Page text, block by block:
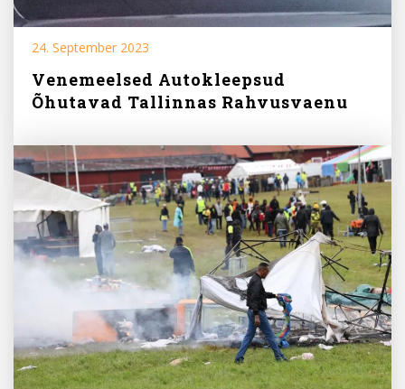
24. September 2023
Venemeelsed Autokleepsud
Õhutavad Tallinnas Rahvusvaenu